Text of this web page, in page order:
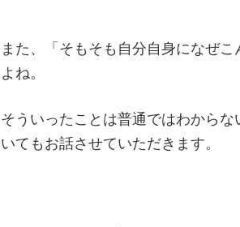
また、「そもそも自分自身になぜ
よね。
そういったことは普通ではわから
いてもお話させていただきます。